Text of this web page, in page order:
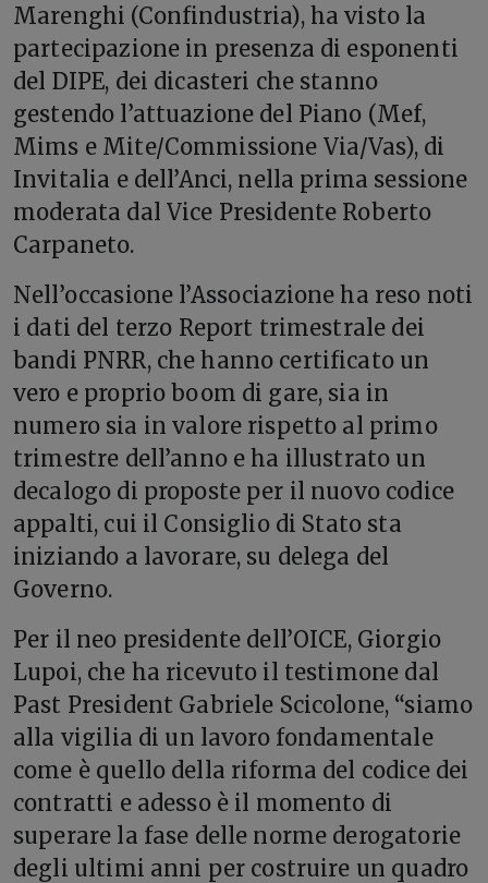
Marenghi (Confindustria), ha visto la
partecipazione in presenza di esponenti
del DIPE, dei dicasteri che stanno
gestendo l’attuazione del Piano (Mef,
Mims e Mite/Commissione Via/Vas), di
Invitalia e dell’Anci, nella prima sessione
moderata dal Vice Presidente Roberto
Carpaneto.
Nell’occasione l’Associazione ha reso noti
i dati del terzo Report trimestrale dei
bandi PNRR, che hanno certificato un
vero e proprio boom di gare, sia in
numero sia in valore rispetto al primo
trimestre dell’anno e ha illustrato un
decalogo di proposte per il nuovo codice
appalti, cui il Consiglio di Stato sta
iniziando a lavorare, su delega del
Governo.
Per il neo presidente dell’OICE, Giorgio
Lupoi, che ha ricevuto il testimone dal
Past President Gabriele Scicolone, “siamo
alla vigilia di un lavoro fondamentale
come è quello della riforma del codice dei
contratti e adesso è il momento di
superare la fase delle norme derogatorie
degli ultimi anni per costruire un quadro